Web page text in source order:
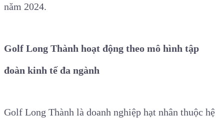
năm 2024.
Golf Long Thành hoạt động theo mô hình tập
đoàn kinh tế đa ngành
Golf Long Thành là doanh nghiệp hạt nhân thuộc hệ